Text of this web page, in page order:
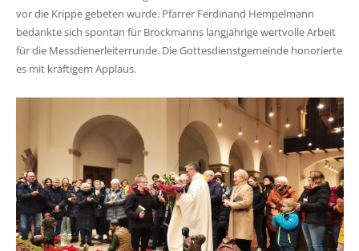
vor die Krippe gebeten wurde. Pfarrer Ferdinand Hempelmann
bedankte sich spontan für Brockmanns langjährige wertvolle Arbeit
für die Messdienerleiterrunde. Die Gottesdienstgemeinde honorierte
es mit kräftigem Applaus.